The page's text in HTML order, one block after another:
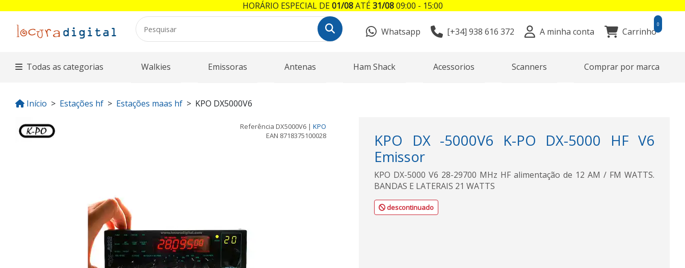
Whatsapp [+34] 938 616 372 A minha conta Carrinho
0
Todas as categorias Walkies Emissoras Antenas Ham Shack Acessorios Scanners Comprar por marca
Início Estações hf Estações maas hf KPO DX5000V6
Referência DX5000V6 | KPO
EAN 8718375100028
KPO DX -5000V6 K-PO DX-5000 HF V6
Emissor
KPO DX-5000 V6 28-29700 MHz HF alimentação de 12 AM / FM WATTS.
BANDAS E LATERAIS 21 WATTS
descontinuado
HORÁRIO ESPECIAL DE01/08ATÉ31/0809:00 - 15:00